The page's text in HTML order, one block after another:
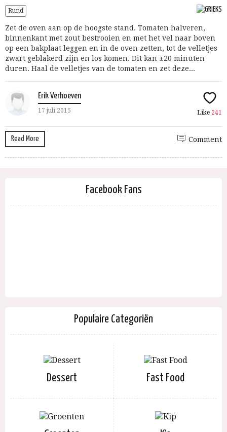
Rund
Zet de oven aan op de hoogste stand. Tomaten halveren,
binnenkant met zout bestrooien en met het vel naar boven
op een bakplaat leggen en in de oven zetten, tot de velletjes
zwart geblakerd zijn en los komen. Dit kan ±20 minuten
duren. Haal de velletjes van de tomaten en zet deze...
Erik Verhoeven
17 juli 2015 Like 241
Read More Comment
Facebook Fans
Populaire Categoriën
Dessert Fast Food